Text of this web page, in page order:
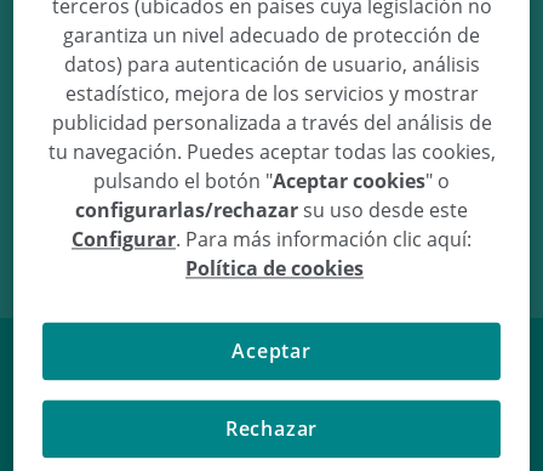
Ainhoa Gorostidi Ugarte
29/01/09 17:50 2.83Kg 48cm
Facebook Twitter
terceros (ubicados en países cuya legislación no
garantiza un nivel adecuado de protección de
datos) para autenticación de usuario, análisis
estadístico, mejora de los servicios y mostrar
publicidad personalizada a través del análisis de
tu navegación. Puedes aceptar todas las cookies,
pulsando el botón "Aceptar cookies" o
configurarlas/rechazarsu uso desde este
Configurar. Para más información clic aquí:
Política de cookies
Rechazar
Aceptar